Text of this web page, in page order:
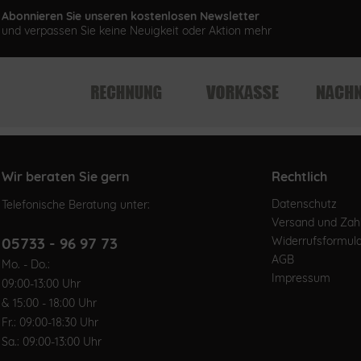
Abonnieren Sie unseren kostenlosen Newsletter
und verpassen Sie keine Neuigkeit oder Aktion mehr
Wir beraten Sie gern
Telefonische Beratung unter:
05733 - 96 97 73
Mo. - Do.:
09:00-13:00 Uhr
& 15:00 - 18:00 Uhr
Fr.: 09:00-18:30 Uhr
Sa.: 09:00-13:00 Uhr
Rechtlich
Datenschutz
Versand und
AGB
Impressum